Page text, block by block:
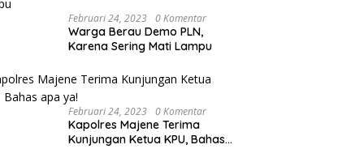
Februari 24, 2023 0 Komentar
Warga Berau Demo PLN,
Karena Sering Mati Lampu
Februari 24, 2023 0 Komentar
Kapolres Majene Terima
Kunjungan Ketua KPU, Bahas